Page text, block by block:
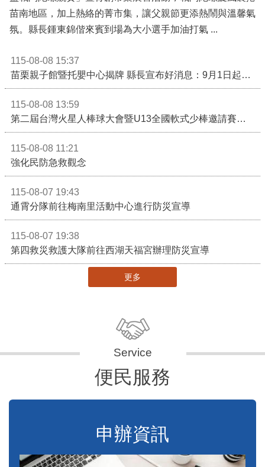
苗南地區，加上熱絡的菁市集，讓父親節更添熱鬧與溫馨氣
氛。縣長鍾東錦偕來賓到場為大小選手加油打氣 ...
115-08-08 15:37
苗栗親子館暨托嬰中心揭牌 縣長宣布好消息：9月1日起調降臨時托嬰費用
115-08-08 13:59
第二屆台灣火星人棒球大會暨U13全國軟式少棒邀請賽在苗栗舉辦
115-08-08 11:21
強化民防急救觀念
115-08-07 19:43
通霄分隊前往梅南里活動中心進行防災宣導
115-08-07 19:38
第四救災救護大隊前往西湖天福宮辦理防災宣導
更多
便民服務
申辦資訊